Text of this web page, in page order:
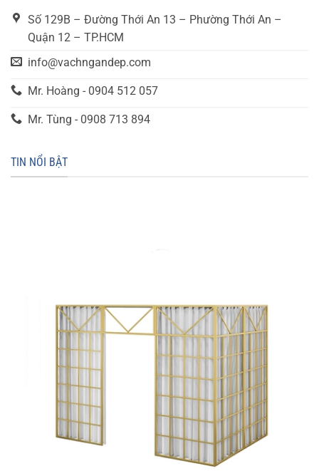
Số 129B – Đường Thới An 13 – Phường Thới An –
Quận 12 – TP.HCM
info@vachngandep.com
Mr. Hoàng - 0904 512 057
Mr. Tùng - 0908 713 894
TIN NỔI BẬT